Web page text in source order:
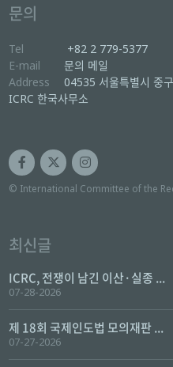
문의
Tel
+82 2 779-5377
E-mail
문의 메일
Address
04535 서울특별시 중
ICRC 한국사무소
© International Committee of the
최신글
ICRC, 전쟁이 남긴 이산·실종 ...
07-28-2026
제 18회 국제인도법 모의재판 ...
07-27-2026